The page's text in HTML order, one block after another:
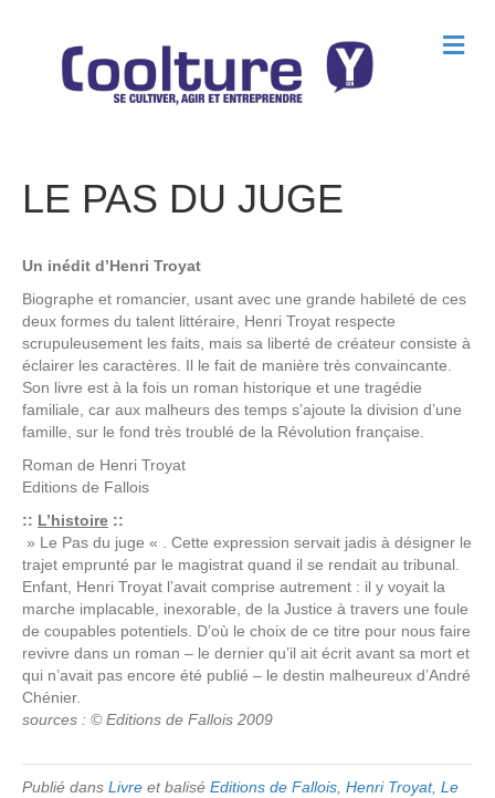
M
e
LE PAS DU JUGE
Un inédit d’Henri Troyat
Biographe et romancier, usant avec une grande habileté de ces
deux formes du talent littéraire, Henri Troyat respecte
scrupuleusement les faits, mais sa liberté de créateur consiste à
éclairer les caractères. Il le fait de manière très convaincante.
Son livre est à la fois un roman historique et une tragédie
familiale, car aux malheurs des temps s’ajoute la division d’une
famille, sur le fond très troublé de la Révolution française.
Roman de Henri Troyat
Editions de Fallois
:: L’histoire ::
» Le Pas du juge « . Cette expression servait jadis à désigner le
trajet emprunté par le magistrat quand il se rendait au tribunal.
Enfant, Henri Troyat l’avait comprise autrement : il y voyait la
marche implacable, inexorable, de la Justice à travers une foule
de coupables potentiels. D’où le choix de ce titre pour nous faire
revivre dans un roman – le dernier qu’il ait écrit avant sa mort et
qui n’avait pas encore été publié – le destin malheureux d’André
Chénier.
sources : © Editions de Fallois 2009
Publié dans Livre et balisé Editions de Fallois Henri Troyat, Le